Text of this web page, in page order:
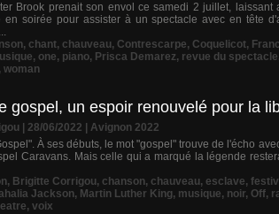
Brook prenait son envol ce samedi 2 juillet,
en soirée pour assister à un spectacle avec en tête
, chant, chauveau, Contrescarpe, Coquelicot,
, one, piano, Prisca Demarez, revue du spectacle
, woman
gospel, un espoir renouvelé pour la
| 28/06/2022
Avignon 2022
À ses débuts, le mot "gospel" trouve de l'écho
Caravans. Mais celle qui a marqué la légende
, Brigitte Corrigou, chanson, chauveau, esclave,
Jackson, Martin Luther King, musique, noir, Off,
, voix